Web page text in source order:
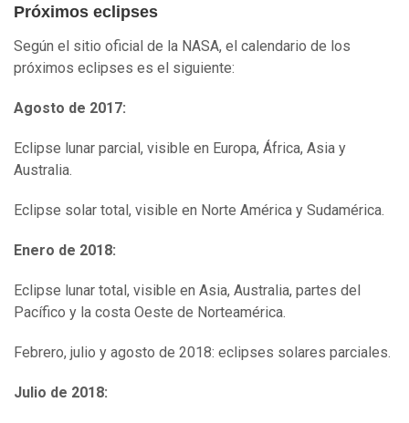
Próximos eclipses
Según el sitio oficial de la NASA, el calendario de los
próximos eclipses es el siguiente:
Agosto de 2017:
Eclipse lunar parcial, visible en Europa, África, Asia y
Australia.
Eclipse solar total, visible en Norte América y Sudamérica.
Enero de 2018:
Eclipse lunar total, visible en Asia, Australia, partes del
Pacífico y la costa Oeste de Norteamérica.
Febrero, julio y agosto de 2018: eclipses solares parciales.
Julio de 2018: